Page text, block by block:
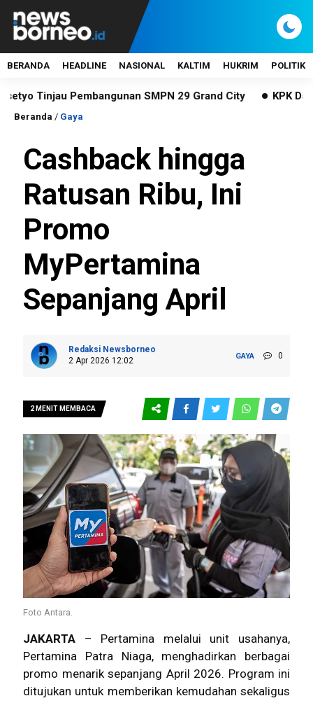
BERANDA HEADLINE NASIONAL KALTIM HUKRIM POLITIK
Pembangunan SMPN 29 Grand City KPK Dalami
Beranda / Gaya
Cashback hingga
Ratusan Ribu, Ini
Promo
MyPertamina
Sepanjang April
Redaksi Newsborneo
2 Apr 2026 12:02
GAYA 0
2 MENIT MEMBACA
Foto Antara.
JAKARTA
– Pertamina melalui unit usahanya,
Pertamina Patra Niaga, menghadirkan berbagai
promo menarik sepanjang April 2026. Program ini
ditujukan untuk memberikan kemudahan sekaligus